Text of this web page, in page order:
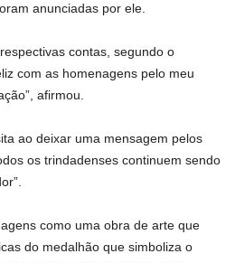
anunciadas por ele.
contas, segundo o
com as homenagens pelo meu
afirmou.
ao deixar uma mensagem pelos
os trindadenses continuem sendo
como uma obra de arte que
do medalhão que simboliza o